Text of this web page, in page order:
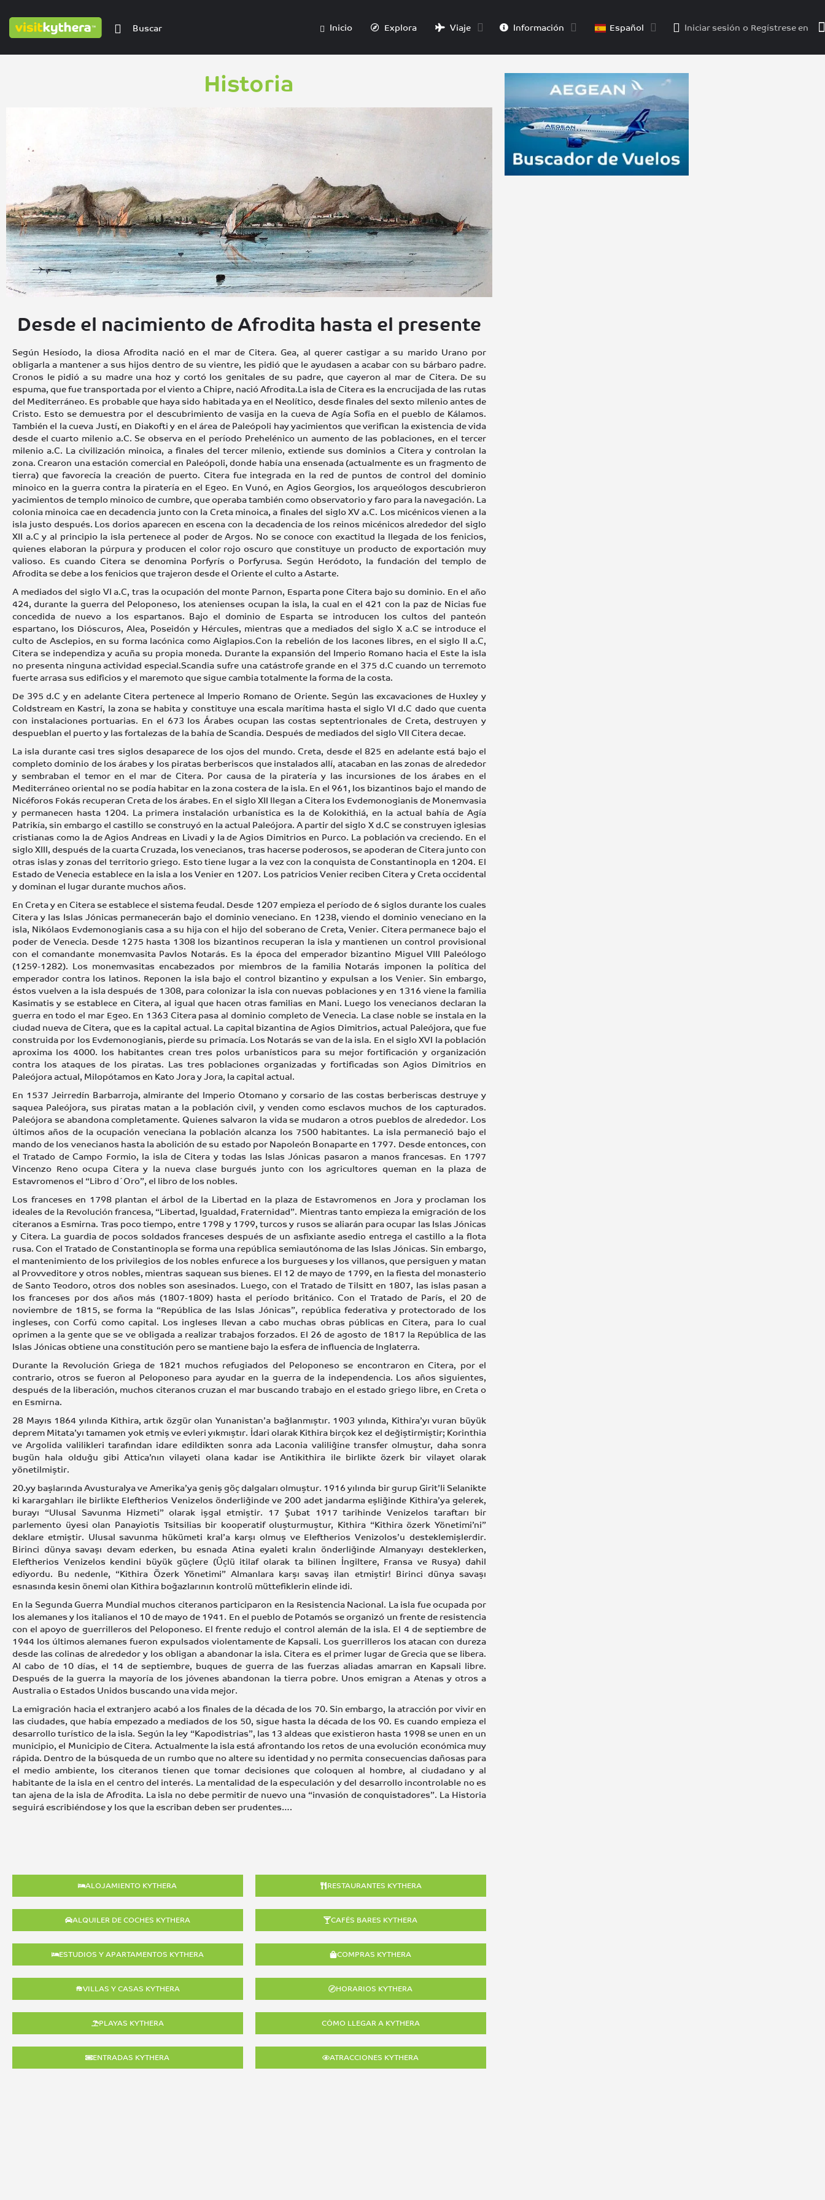
Inicio Explora Viaje Información Español Iniciar sesión o Regístrese en
Historia
Desde el nacimiento de Afrodita hasta el presente
Según Hesíodo, la diosa Afrodita nació en el mar de Citera. Gea, al querer castigar a su marido Urano por
obligarla a mantener a sus hijos dentro de su vientre, les pidió que le ayudasen a acabar con su bárbaro padre.
Cronos le pidió a su madre una hoz y cortó los genitales de su padre, que cayeron al mar de Citera. De su
espuma, que fue transportada por el viento a Chipre, nació Afrodita.La isla de Citera es la encrucijada de las rutas
del Mediterráneo. Es probable que haya sido habitada ya en el Neolítico, desde finales del sexto milenio antes de
Cristo. Esto se demuestra por el descubrimiento de vasija en la cueva de Agía Sofía en el pueblo de Kálamos.
También el la cueva Justí, en Diakofti y en el área de Paleópoli hay yacimientos que verifican la existencia de vida
desde el cuarto milenio a.C. Se observa en el período Prehelénico un aumento de las poblaciones, en el tercer
milenio a.C. La civilización minoica, a finales del tercer milenio, extiende sus dominios a Citera y controlan la
zona. Crearon una estación comercial en Paleópoli, donde había una ensenada (actualmente es un fragmento de
tierra) que favorecía la creación de puerto. Citera fue integrada en la red de puntos de control del dominio
minoico en la guerra contra la piratería en el Egeo. En Vunó, en Agios Georgios, los arqueólogos descubrieron
yacimientos de templo minoico de cumbre, que operaba también como observatorio y faro para la navegación. La
colonia minoica cae en decadencia junto con la Creta minoica, a finales del siglo XV a.C. Los micénicos vienen a la
isla justo después. Los dorios aparecen en escena con la decadencia de los reinos micénicos alrededor del siglo
XII a.C y al principio la isla pertenece al poder de Argos. No se conoce con exactitud la llegada de los fenicios,
quienes elaboran la púrpura y producen el color rojo oscuro que constituye un producto de exportación muy
valioso. Es cuando Citera se denomina Porfyrís o Porfyrusa. Según Heródoto, la fundación del templo de
Afrodita se debe a los fenicios que trajeron desde el Oriente el culto a Astarte.
A mediados del siglo VI a.C, tras la ocupación del monte Parnon, Esparta pone Citera bajo su dominio. En el año
424, durante la guerra del Peloponeso, los atenienses ocupan la isla, la cual en el 421 con la paz de Nicias fue
concedida de nuevo a los espartanos. Bajo el dominio de Esparta se introducen los cultos del panteón
espartano, los Dióscuros, Alea, Poseidón y Hércules, mientras que a mediados del siglo X a.C se introduce el
culto de Asclepios, en su forma lacónica como Aiglapios.Con la rebelión de los lacones libres, en el siglo II a.C,
Citera se independiza y acuña su propia moneda. Durante la expansión del Imperio Romano hacia el Este la isla
no presenta ninguna actividad especial.Scandia sufre una catástrofe grande en el 375 d.C cuando un terremoto
fuerte arrasa sus edificios y el maremoto que sigue cambia totalmente la forma de la costa.
De 395 d.C y en adelante Citera pertenece al Imperio Romano de Oriente. Según las excavaciones de Huxley y
Coldstream en Kastrí, la zona se habita y constituye una escala marítima hasta el siglo VI d.C dado que cuenta
con instalaciones portuarias. En el 673 los Árabes ocupan las costas septentrionales de Creta, destruyen y
despueblan el puerto y las fortalezas de la bahía de Scandia. Después de mediados del siglo VII Citera decae.
La isla durante casi tres siglos desaparece de los ojos del mundo. Creta, desde el 825 en adelante está bajo el
completo dominio de los árabes y los piratas berberiscos que instalados allí, atacaban en las zonas de alrededor
y sembraban el temor en el mar de Citera. Por causa de la piratería y las incursiones de los árabes en el
Mediterráneo oriental no se podía habitar en la zona costera de la isla. En el 961, los bizantinos bajo el mando de
Nicéforos Fokás recuperan Creta de los árabes. En el siglo XII llegan a Citera los Evdemonogianis de Monemvasia
y permanecen hasta 1204. La primera instalación urbanística es la de Kolokithiá, en la actual bahía de Agía
Patrikía, sin embargo el castillo se construyó en la actual Paleójora. A partir del siglo X d.C se construyen iglesias
cristianas como la de Agios Andreas en Livadi y la de Agios Dimitrios en Purco. La población va creciendo. En el
siglo XIII, después de la cuarta Cruzada, los venecianos, tras hacerse poderosos, se apoderan de Citera junto con
otras islas y zonas del territorio griego. Esto tiene lugar a la vez con la conquista de Constantinopla en 1204. El
Estado de Venecia establece en la isla a los Venier en 1207. Los patricios Venier reciben Citera y Creta occidental
y dominan el lugar durante muchos años.
En Creta y en Citera se establece el sistema feudal. Desde 1207 empieza el período de 6 siglos durante los cuales
Citera y las Islas Jónicas permanecerán bajo el dominio veneciano. En 1238, viendo el dominio veneciano en la
isla, Nikólaos Evdemonogianis casa a su hija con el hijo del soberano de Creta, Venier. Citera permanece bajo el
poder de Venecia. Desde 1275 hasta 1308 los bizantinos recuperan la isla y mantienen un control provisional
con el comandante monemvasita Pavlos Notarás. Es la época del emperador bizantino Miguel VIII Paleólogo
(1259-1282). Los monemvasitas encabezados por miembros de la familia Notarás imponen la política del
emperador contra los latinos. Reponen la isla bajo el control bizantino y expulsan a los Venier. Sin embargo,
éstos vuelven a la isla después de 1308, para colonizar la isla con nuevas poblaciones y en 1316 viene la familia
Kasimatis y se establece en Citera, al igual que hacen otras familias en Mani. Luego los venecianos declaran la
guerra en todo el mar Egeo. En 1363 Citera pasa al dominio completo de Venecia. La clase noble se instala en la
ciudad nueva de Citera, que es la capital actual. La capital bizantina de Agios Dimitrios, actual Paleójora, que fue
construida por los Evdemonogianis, pierde su primacía. Los Notarás se van de la isla. En el siglo XVI la población
aproxima los 4000. los habitantes crean tres polos urbanísticos para su mejor fortificación y organización
contra los ataques de los piratas. Las tres poblaciones organizadas y fortificadas son Agios Dimitrios en
Paleójora actual, Milopótamos en Kato Jora y Jora, la capital actual.
En 1537 Jeirredín Barbarroja, almirante del Imperio Otomano y corsario de las costas berberiscas destruye y
saquea Paleójora, sus piratas matan a la población civil, y venden como esclavos muchos de los capturados.
Paleójora se abandona completamente. Quienes salvaron la vida se mudaron a otros pueblos de alrededor. Los
últimos años de la ocupación veneciana la población alcanza los 7500 habitantes. La isla permaneció bajo el
mando de los venecianos hasta la abolición de su estado por Napoleón Bonaparte en 1797. Desde entonces, con
el Tratado de Campo Formio, la isla de Citera y todas las Islas Jónicas pasaron a manos francesas. En 1797
Vincenzo Reno ocupa Citera y la nueva clase burgués junto con los agricultores queman en la plaza de
Estavromenos el “Libro d´Oro”, el libro de los nobles.
Los franceses en 1798 plantan el árbol de la Libertad en la plaza de Estavromenos en Jora y proclaman los
ideales de la Revolución francesa, “Libertad, Igualdad, Fraternidad”. Mientras tanto empieza la emigración de los
citeranos a Esmirna. Tras poco tiempo, entre 1798 y 1799, turcos y rusos se aliarán para ocupar las Islas Jónicas
y Citera. La guardia de pocos soldados franceses después de un asfixiante asedio entrega el castillo a la flota
rusa. Con el Tratado de Constantinopla se forma una república semiautónoma de las Islas Jónicas. Sin embargo,
el mantenimiento de los privilegios de los nobles enfurece a los burgueses y los villanos, que persiguen y matan
al Provveditore y otros nobles, mientras saquean sus bienes. El 12 de mayo de 1799, en la fiesta del monasterio
de Santo Teodoro, otros dos nobles son asesinados. Luego, con el Tratado de Tilsitt en 1807, las islas pasan a
los franceses por dos años más (1807-1809) hasta el período británico. Con el Tratado de París, el 20 de
noviembre de 1815, se forma la “República de las Islas Jónicas”, república federativa y protectorado de los
ingleses, con Corfú como capital. Los ingleses llevan a cabo muchas obras públicas en Citera, para lo cual
oprimen a la gente que se ve obligada a realizar trabajos forzados. El 26 de agosto de 1817 la República de las
Islas Jónicas obtiene una constitución pero se mantiene bajo la esfera de influencia de Inglaterra.
Durante la Revolución Griega de 1821 muchos refugiados del Peloponeso se encontraron en Citera, por el
contrario, otros se fueron al Peloponeso para ayudar en la guerra de la independencia. Los años siguientes,
después de la liberación, muchos citeranos cruzan el mar buscando trabajo en el estado griego libre, en Creta o
en Esmirna.
28 Mayıs 1864 yılında Kithira, artık özgür olan Yunanistan’a bağlanmıştır. 1903 yılında, Kithira’yı vuran büyük
deprem Mitata’yı tamamen yok etmiş ve evleri yıkmıştır. İdari olarak Kithira birçok kez el değiştirmiştir; Korinthia
ve Argolida valilikleri tarafından idare edildikten sonra ada Laconia valiliğine transfer olmuştur, daha sonra
bugün hala olduğu gibi Attica’nın vilayeti olana kadar ise Antikithira ile birlikte özerk bir vilayet olarak
yönetilmiştir.
20.yy başlarında Avusturalya ve Amerika’ya geniş göç dalgaları olmuştur. 1916 yılında bir gurup Girit’li Selanikte
ki karargahları ile birlikte Eleftherios Venizelos önderliğinde ve 200 adet jandarma eşliğinde Kithira’ya gelerek,
burayı “Ulusal Savunma Hizmeti” olarak işgal etmiştir. 17 Şubat 1917 tarihinde Venizelos taraftarı bir
parlemento üyesi olan Panayiotis Tsitsilias bir kooperatif oluşturmuştur, Kithira “Kithira özerk Yönetimi’ni”
deklare etmiştir. Ulusal savunma hükümeti kral’a karşı olmuş ve Eleftherios Venizolos’u desteklemişlerdir.
Birinci dünya savaşı devam ederken, bu esnada Atina eyaleti kralın önderliğinde Almanyayı desteklerken,
Eleftherios Venizelos kendini büyük güçlere (Üçlü itilaf olarak ta bilinen İngiltere, Fransa ve Rusya) dahil
ediyordu. Bu nedenle, “Kithira Özerk Yönetimi” Almanlara karşı savaş ilan etmiştir! Birinci dünya savaşı
esnasında kesin önemi olan Kithira boğazlarının kontrolü müttefiklerin elinde idi.
En la Segunda Guerra Mundial muchos citeranos participaron en la Resistencia Nacional. La isla fue ocupada por
los alemanes y los italianos el 10 de mayo de 1941. En el pueblo de Potamós se organizó un frente de resistencia
con el apoyo de guerrilleros del Peloponeso. El frente redujo el control alemán de la isla. El 4 de septiembre de
1944 los últimos alemanes fueron expulsados violentamente de Kapsali. Los guerrilleros los atacan con dureza
desde las colinas de alrededor y los obligan a abandonar la isla. Citera es el primer lugar de Grecia que se libera.
Al cabo de 10 días, el 14 de septiembre, buques de guerra de las fuerzas aliadas amarran en Kapsali libre.
Después de la guerra la mayoría de los jóvenes abandonan la tierra pobre. Unos emigran a Atenas y otros a
Australia o Estados Unidos buscando una vida mejor.
La emigración hacia el extranjero acabó a los finales de la década de los 70. Sin embargo, la atracción por vivir en
las ciudades, que había empezado a mediados de los 50, sigue hasta la década de los 90. Es cuando empieza el
desarrollo turístico de la isla. Según la ley “Kapodistrias”, las 13 aldeas que existieron hasta 1998 se unen en un
municipio, el Municipio de Citera. Actualmente la isla está afrontando los retos de una evolución económica muy
rápida. Dentro de la búsqueda de un rumbo que no altere su identidad y no permita consecuencias dañosas para
el medio ambiente, los citeranos tienen que tomar decisiones que coloquen al hombre, al ciudadano y al
habitante de la isla en el centro del interés. La mentalidad de la especulación y del desarrollo incontrolable no es
tan ajena de la isla de Afrodita. La isla no debe permitir de nuevo una “invasión de conquistadores”. La Historia
seguirá escribiéndose y los que la escriban deben ser prudentes….
ALOJAMIENTO KYTHERA
ALQUILER DE COCHES KYTHERA
ESTUDIOS Y APARTAMENTOS KYTHERA
VILLAS Y CASAS KYTHERA
PLAYAS KYTHERA
ENTRADAS KYTHERA
RESTAURANTES KYTHERA
CAFÉS BARES KYTHERA
COMPRAS KYTHERA
HORARIOS KYTHERA
CÓMO LLEGAR A KYTHERA
ATRACCIONES KYTHERA